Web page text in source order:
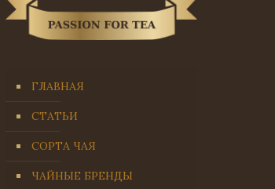
ГЛАВНАЯ
СТАТЬИ
СОРТА ЧАЯ
ЧАЙНЫЕ БРЕНДЫ